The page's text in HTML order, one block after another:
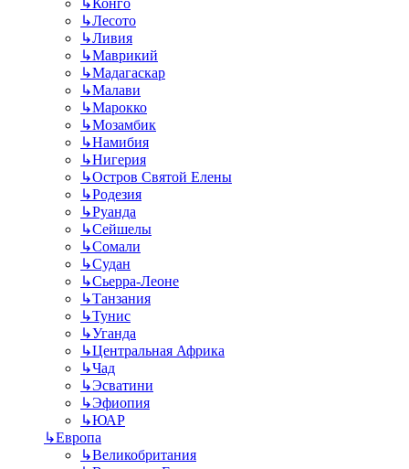
↳Лесото
↳Ливия
↳Маврикий
↳Мадагаскар
↳Малави
↳Марокко
↳Мозамбик
↳Намибия
↳Нигерия
↳Остров Святой Елены
↳Родезия
↳Руанда
↳Сейшелы
↳Сомали
↳Судан
↳Сьерра-Леоне
↳Танзания
↳Тунис
↳Уганда
↳Центральная Африка
↳Чад
↳Эсватини
↳Эфиопия
↳ЮАР
↳Европа
↳Великобритания